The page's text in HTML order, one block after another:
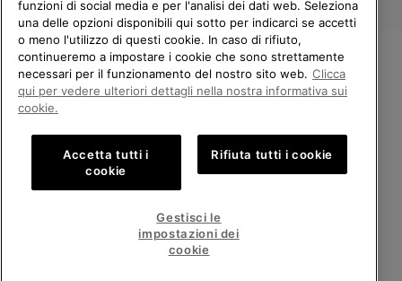
Italia
©2026Columbia Sportswear Company. Avenue des Morgines, 12 1213
Petit-Lancy Switzerland. Tutti i diritti riservati.
Politica sulla privacy Termini di utilizzo
Condizioni Generali di Vendita
Public CBCR
Servizio clienti: Lun. - Ven. 9:00 - 13:00 & 14:00 - 18:00
BENVENUTO/A IN SOREL.
SELEZIONA IL TUO PAESE DI
Shopping online disponibile
funzioni di social media e per l'analisi dei dati web. Seleziona
una delle opzioni disponibili qui sotto per indicarci se accetti
o meno l'utilizzo di questi cookie. In caso di rifiuto,
continueremo a impostare i cookie che sono strettamente
necessari per il funzionamento del nostro sito web. Clicca
qui per vedere ulteriori dettagli nella nostra informativa sui
cookie.
Accetta tutti i
cookie
Rifiuta tutti i cookie
Gestisci le
impostazioni dei
cookie